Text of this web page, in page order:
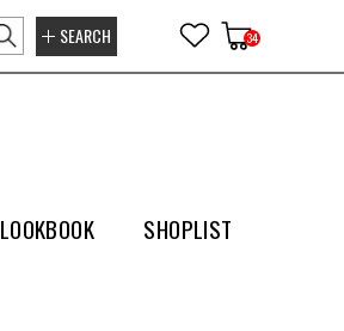
SEARCH 34
LOOKBOOK SHOPLIST